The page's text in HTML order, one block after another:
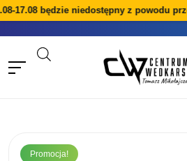
17.08 będzie niedostępny z powodu
Promocja!